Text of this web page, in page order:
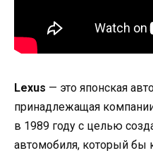
Lexus — это японская
принадлежащая
в 1989 году с целью
автомобиля, который бы